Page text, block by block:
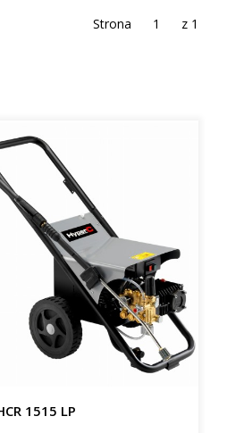
Strona z 1
1515 LP